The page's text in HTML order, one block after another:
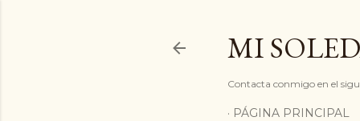
MI
Contacta conmigo en el
PÁGINA PRINCIPAL